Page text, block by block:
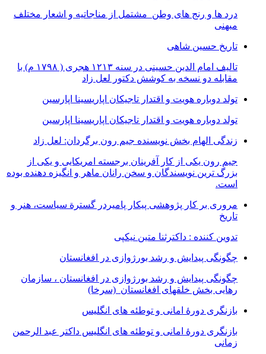
درد ها و رنج های وطن مشتمل از مناجاتیه و اشعار مختلف
میهنی
تاریخ حسین شاهی
تالیف امام الدین حسینی در سنه ۱۲۱۳ هجری ( ۱۷۹۸ م) با
مقابله دو نسخه به کوشش دکتور لعل زاد
تولد دوباره هویت و اقتدار تاجیکان اپاریسینا اپارسین
تولد دوباره هویت و اقتدار تاجیکان اپاریسینا اپارسین
زندگی الهام بخش نویسنده جیم رون برگردان: لعل زاد
جیم رون یکی از کار آفرینان برجسته امریکایی و یکی از
بزرگ ترین نویسندگان و سخن رانان ماهر و انگیزه دهنده بوده
است.
مروری بر کار پژوهشی پیکار پامیردر گسترة سیاست، هنر و
تاریخ
تدوین کننده : داکترثنا متین نیکپی
چگونگی پیدایش و رشد بورژوازی در افغانستان
چگونگی پیدایش و رشد بورژوازی در افغانستان ، سازمان
رهایی بخش خلقهای افغانستان (سرخا)
بازنگرى دورۀ امانى و توطئه هاى انگليس
بازنگرى دورۀ امانى و توطئه هاى انگليس داکتر عبد الرحمن
زمانى